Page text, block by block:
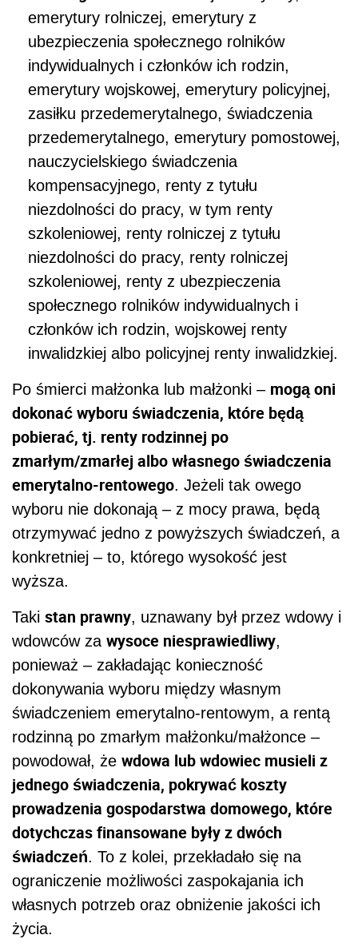
emerytury rolniczej, emerytury z
ubezpieczenia społecznego rolników
indywidualnych i członków ich rodzin,
emerytury wojskowej, emerytury policyjnej,
zasiłku przedemerytalnego, świadczenia
przedemerytalnego, emerytury pomostowej,
nauczycielskiego świadczenia
kompensacyjnego, renty z tytułu
niezdolności do pracy, w tym renty
szkoleniowej, renty rolniczej z tytułu
niezdolności do pracy, renty rolniczej
szkoleniowej, renty z ubezpieczenia
społecznego rolników indywidualnych i
członków ich rodzin, wojskowej renty
inwalidzkiej albo policyjnej renty inwalidzkiej.
Po śmierci małżonka lub małżonki – mogą oni
dokonać wyboru świadczenia, które będą
pobierać, tj. renty rodzinnej po
zmarłym/zmarłej albo własnego świadczenia
emerytalno-rentowego. Jeżeli tak owego
wyboru nie dokonają – z mocy prawa, będą
otrzymywać jedno z powyższych świadczeń, a
konkretniej – to, którego wysokość jest
wyższa.
Taki stan prawny, uznawany był przez wdowy i
wdowców za wysoce niesprawiedliwy,
ponieważ – zakładając konieczność
dokonywania wyboru między własnym
świadczeniem emerytalno-rentowym, a rentą
rodzinną po zmarłym małżonku/małżonce –
powodował, że wdowa lub wdowiec musieli z
jednego świadczenia, pokrywać koszty
prowadzenia gospodarstwa domowego, które
dotychczas finansowane były z dwóch
świadczeń. To z kolei, przekładało się na
ograniczenie możliwości zaspokajania ich
własnych potrzeb oraz obniżenie jakości ich
życia.